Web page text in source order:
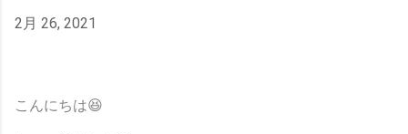
2月 26, 2021
こんにちは😆